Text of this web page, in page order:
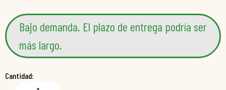
Bajo demanda. El plazo de entrega podría ser
más largo.
Cantidad: